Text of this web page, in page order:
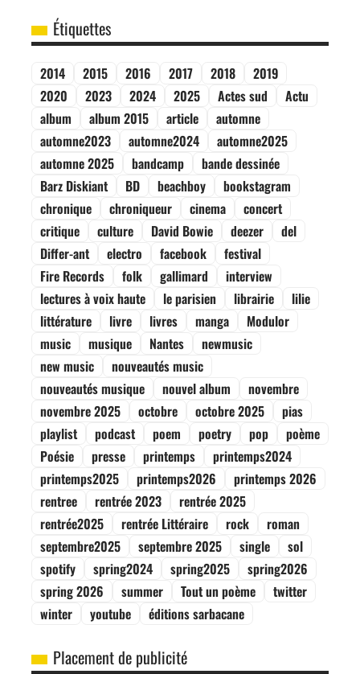
Étiquettes
2014 2015 2016 2017 2018
2019
2020
2023 2024 2025 Actes sud
Actu
album
album 2015 article
automne
automne2023
automne2024
automne2025
automne 2025
bandcamp
bande dessinée
Barz Diskiant
BD beachboy
bookstagram
chronique
chroniqueur cinema
concert
critique
culture David Bowie deezer
del
Differ-ant
electro facebook
festival
Fire Records
folk gallimard
interview
lectures à voix haute
le parisien librairie
lilie
littérature
livre livres manga
Modulor
music
musique Nantes
newmusic
new music
nouveautés music
nouveautés musique
nouvel album
novembre
novembre 2025
octobre octobre 2025
pias
playlist
podcast poem poetry pop
poème
Poésie
presse printemps
printemps2024
printemps2025
printemps2026
printemps 2026
rentree
rentrée 2023
rentrée 2025
rentrée2025
rentrée Littéraire rock
roman
septembre2025
septembre 2025 single
sol
spotify
spring2024 spring2025
spring2026
spring 2026
summer Tout un poème
twitter
winter
youtube éditions sarbacane
Placement de publicité